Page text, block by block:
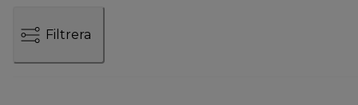
Filtrera